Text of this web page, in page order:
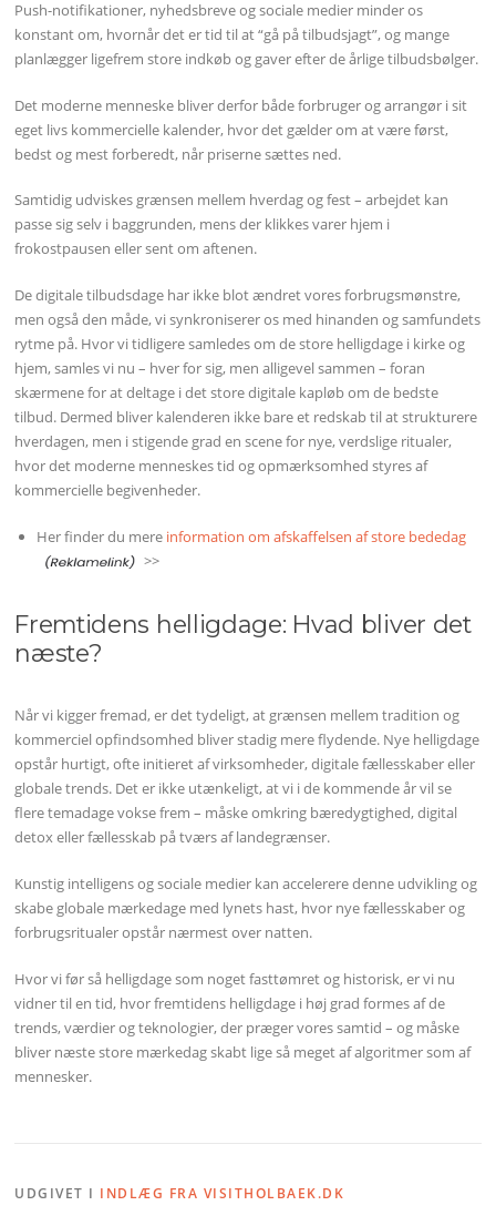
Push-notifikationer, nyhedsbreve og sociale medier minder os
konstant om, hvornår det er tid til at “gå på tilbudsjagt”, og mange
planlægger ligefrem store indkøb og gaver efter de årlige tilbudsbølger.
Det moderne menneske bliver derfor både forbruger og arrangør i sit
eget livs kommercielle kalender, hvor det gælder om at være først,
bedst og mest forberedt, når priserne sættes ned.
Samtidig udviskes grænsen mellem hverdag og fest – arbejdet kan
passe sig selv i baggrunden, mens der klikkes varer hjem i
frokostpausen eller sent om aftenen.
De digitale tilbudsdage har ikke blot ændret vores forbrugsmønstre,
men også den måde, vi synkroniserer os med hinanden og samfundets
rytme på. Hvor vi tidligere samledes om de store helligdage i kirke og
hjem, samles vi nu – hver for sig, men alligevel sammen – foran
skærmene for at deltage i det store digitale kapløb om de bedste
tilbud. Dermed bliver kalenderen ikke bare et redskab til at strukturere
hverdagen, men i stigende grad en scene for nye, verdslige ritualer,
hvor det moderne menneskes tid og opmærksomhed styres af
kommercielle begivenheder.
Her finder du mere information om afskaffelsen af store bededag
>>
Fremtidens helligdage: Hvad bliver det
næste?
Når vi kigger fremad, er det tydeligt, at grænsen mellem tradition og
kommerciel opfindsomhed bliver stadig mere flydende. Nye helligdage
opstår hurtigt, ofte initieret af virksomheder, digitale fællesskaber eller
globale trends. Det er ikke utænkeligt, at vi i de kommende år vil se
flere temadage vokse frem – måske omkring bæredygtighed, digital
detox eller fællesskab på tværs af landegrænser.
Kunstig intelligens og sociale medier kan accelerere denne udvikling og
skabe globale mærkedage med lynets hast, hvor nye fællesskaber og
forbrugsritualer opstår nærmest over natten.
Hvor vi før så helligdage som noget fasttømret og historisk, er vi nu
vidner til en tid, hvor fremtidens helligdage i høj grad formes af de
trends, værdier og teknologier, der præger vores samtid – og måske
bliver næste store mærkedag skabt lige så meget af algoritmer som af
mennesker.
UDGIVET I INDLÆG FRA VISITHOLBAEK.DK